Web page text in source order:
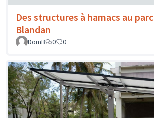
Des structures à hamacs au parc
Blandan
DomB
0 0